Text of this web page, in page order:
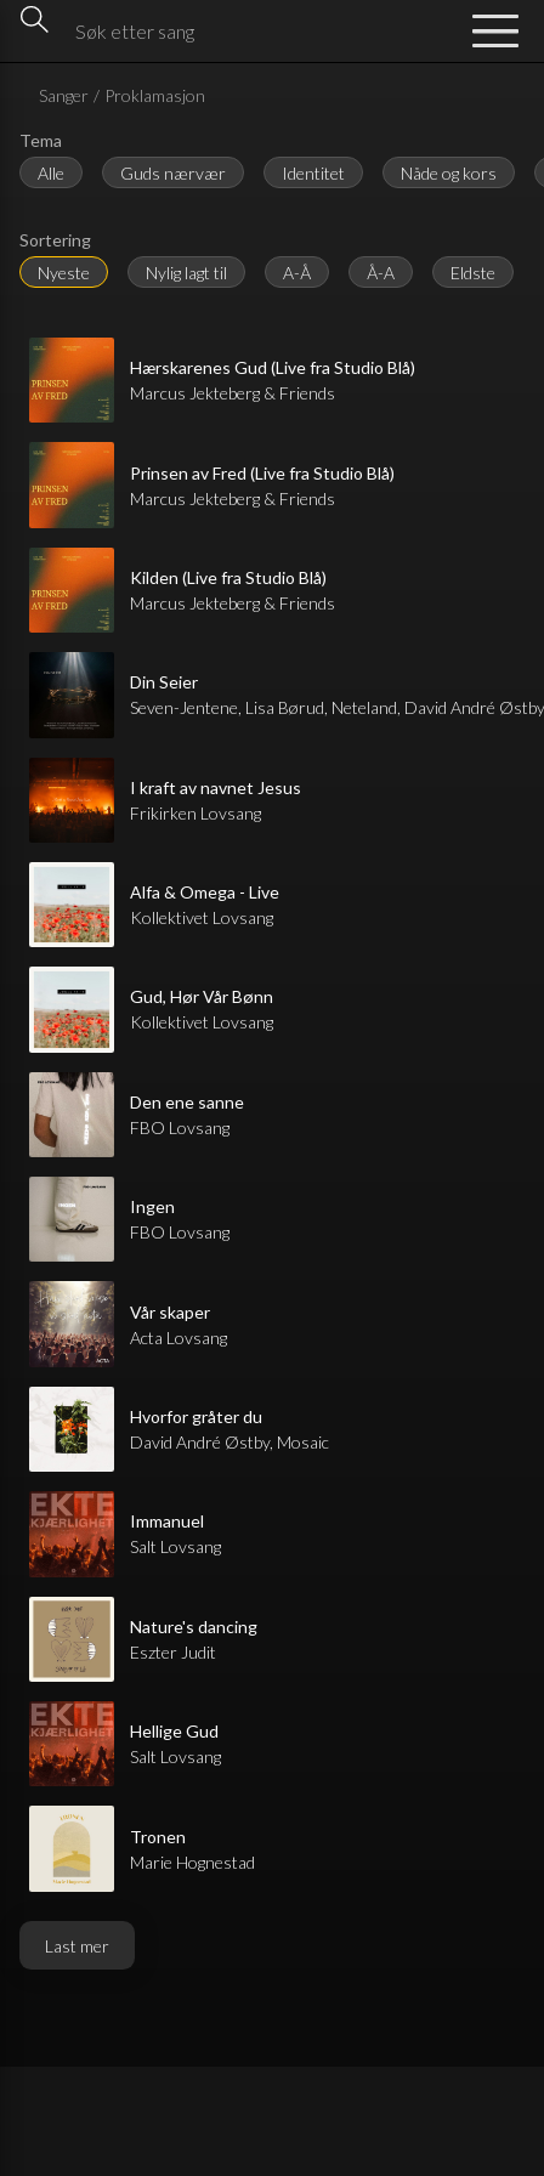
Sanger / Proklamasjon
Tema
Alle
Guds nærvær Identitet Nåde og kors
Sortering
Nyeste
Nylig lagt til A-Å Å-A Eldste
Hærskarenes Gud (Live fra Studio Blå)
Marcus Jekteberg & Friends
Prinsen av Fred (Live fra Studio Blå)
Marcus Jekteberg & Friends
Kilden (Live fra Studio Blå)
Marcus Jekteberg & Friends
Din Seier
Seven-Jentene, Lisa Børud, Neteland, David André
I kraft av navnet Jesus
Frikirken Lovsang
Alfa & Omega - Live
Kollektivet Lovsang
Gud, Hør Vår Bønn
Kollektivet Lovsang
Den ene sanne
FBO Lovsang
Ingen
FBO Lovsang
Vår skaper
Acta Lovsang
Hvorfor gråter du
David André Østby, Mosaic
Immanuel
Salt Lovsang
Nature's dancing
Eszter Judit
Hellige Gud
Salt Lovsang
Tronen
Marie Hognestad
Last mer